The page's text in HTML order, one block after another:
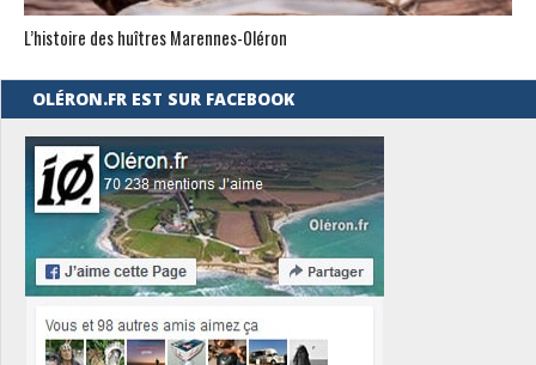
L’histoire des huîtres Marennes-0léron
OLÉRON.FR EST SUR FACEBOOK